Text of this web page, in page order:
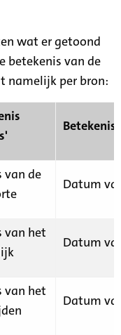
wat er getoond
betekenis van de
namelijk per bron:
van de
Datum
van het
Datum
van het
Datum